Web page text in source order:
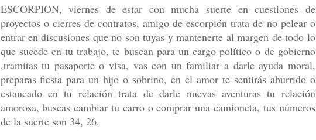
ESCORPION, viernes de estar con mucha suerte en cuestiones de
proyectos o cierres de contratos, amigo de escorpión trata de no pelear o
entrar en discusiones que no son tuyas y mantenerte al margen de todo lo
que sucede en tu trabajo, te buscan para un cargo político o de gobierno
,tramitas tu pasaporte o visa, vas con un familiar a darle ayuda moral,
preparas fiesta para un hijo o sobrino, en el amor te sentirás aburrido o
estancado en tu relación trata de darle nuevas aventuras tu relación
amorosa, buscas cambiar tu carro o comprar una camioneta, tus números
de la suerte son 34, 26.